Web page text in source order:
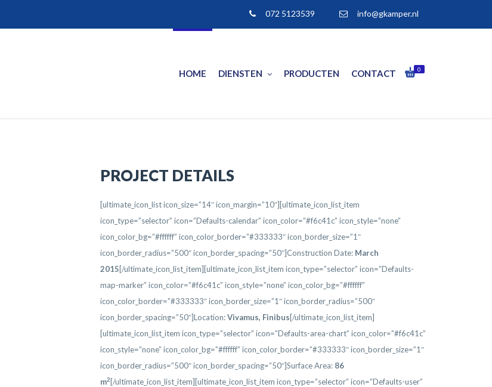
072 5123539 info@gkamper.nl
0
HOME DIENSTEN PRODUCTEN CONTACT
PROJECT DETAILS
[ultimate_icon_list icon_size=”14″ icon_margin=”10″][ultimate_icon_list_item
icon_type=”selector” icon=”Defaults-calendar” icon_color=”#f6c41c” icon_style=”none”
icon_color_bg=”#ffffff” icon_color_border=”#333333″ icon_border_size=”1″
icon_border_radius=”500″ icon_border_spacing=”50″]Construction Date: March
2015[/ultimate_icon_list_item][ultimate_icon_list_item icon_type=”selector” icon=”Defaults-
map-marker” icon_color=”#f6c41c” icon_style=”none” icon_color_bg=”#ffffff”
icon_color_border=”#333333″ icon_border_size=”1″ icon_border_radius=”500″
icon_border_spacing=”50″]Location:Vivamus, Finibus[/ultimate_icon_list_item]
[ultimate_icon_list_item icon_type=”selector” icon=”Defaults-area-chart” icon_color=”#f6c41c”
icon_style=”none” icon_color_bg=”#ffffff” icon_color_border=”#333333″ icon_border_size=”1″
icon_border_radius=”500″ icon_border_spacing=”50″]Surface Area: 86
m2 [/ultimate_icon_list_item][ultimate_icon_list_item icon_type=”selector” icon=”Defaults-user”